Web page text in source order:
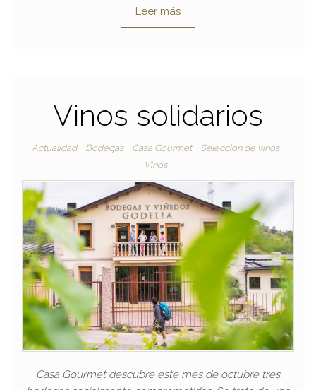
Leer más
Vinos solidarios
Actualidad Bodegas Casa Gourmet
Selección de vinos
Vinos
Casa Gourmet descubre este mes de octubre tres